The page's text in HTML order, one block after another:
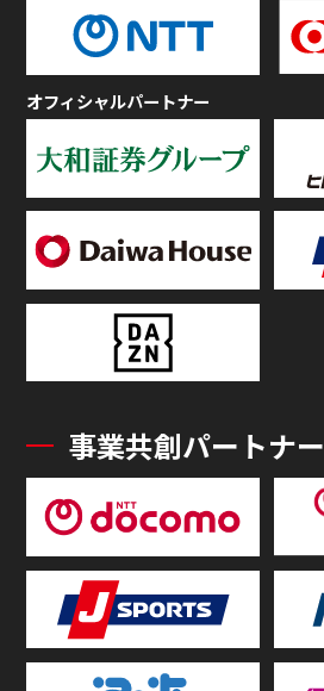
オフィシャルパートナー
事業共創パートナー